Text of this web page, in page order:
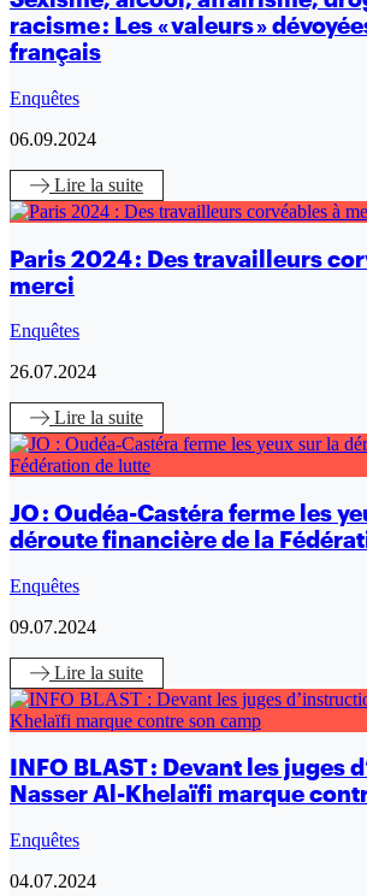
racisme : Les « valeurs »
français
Enquêtes
06.09.2024
Lire la suite
Paris 2024 : Des travailleurs
merci
Enquêtes
26.07.2024
Lire la suite
JO : Oudéa-Castéra ferme les
déroute financière de la
Enquêtes
09.07.2024
Lire la suite
INFO BLAST : Devant les juges
Nasser Al-Khelaïfi marque
Enquêtes
04.07.2024